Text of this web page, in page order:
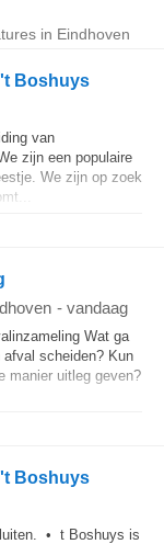
in Eindhoven
Boshuys
van
zijn een populaire
We zijn op zoek
- vandaag
Wat ga
scheiden? Kun
manier uitleg geven?
Boshuys
• t Boshuys is